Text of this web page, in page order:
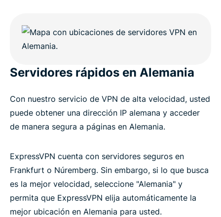
Get ExpressVPN for Germany
Servidores rápidos en Alemania
Con nuestro servicio de VPN de alta velocidad, usted
puede obtener una dirección IP alemana y acceder
de manera segura a páginas en Alemania.
ExpressVPN cuenta con servidores seguros en
Frankfurt o Núremberg. Sin embargo, si lo que busca
es la mejor velocidad, seleccione "Alemania" y
permita que ExpressVPN elija automáticamente la
mejor ubicación en Alemania para usted.